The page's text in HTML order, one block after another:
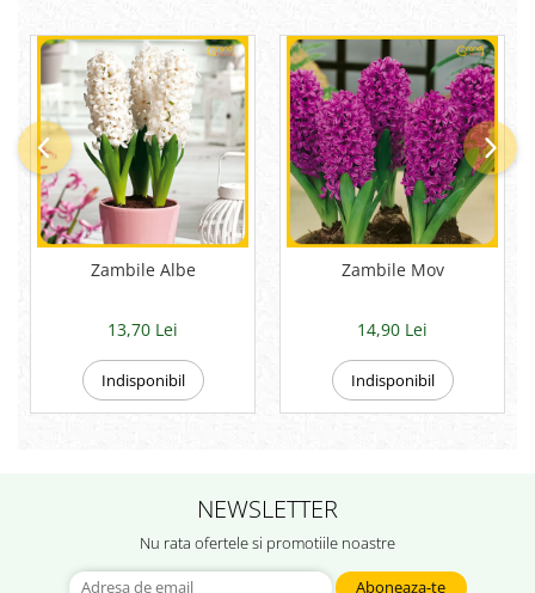
Zambile Albe
13,70 Lei
Indisponibil
Zambile Mov
14,90 Lei
Indisponibil
NEWSLETTER
Nu rata ofertele si promotiile noastre